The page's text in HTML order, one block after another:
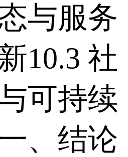
与服务
10.3 社
可持续
、结论